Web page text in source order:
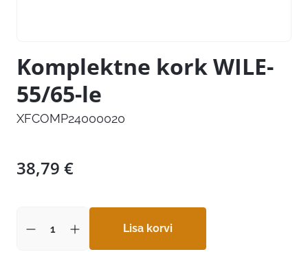
Komplektne kork WILE-
55/65-le
XFCOMP24000020
38,79 €
Lisa korvi